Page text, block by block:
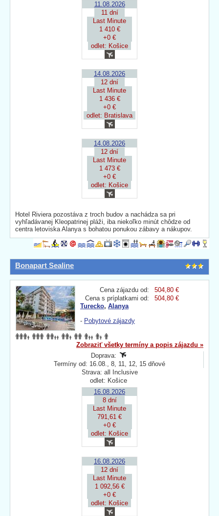
11.08.2026
11 dní
Last Minute
1 410 €
+0 €
odlet: Košice
14.08.2026
12 dní
Last Minute
1 436 €
+0 €
odlet: Bratislava
14.08.2026
12 dní
Last Minute
1 473 €
+0 €
odlet: Košice
Hotel Riviera pozostáva z troch budov a nachádza sa pri
vyhľadávanej Kleopatrinej pláži, iba niekoľko minút chôdze od
centra letoviska Alanya s bohatou ponukou zábavy a nákupov.
Bonapart Sealine
Cena zájazdu od:
504,80 €
Cena s príplatkami od:
504,80 €
Turecko, Alanya
- Pobytové zájazdy
Zobraziť všetky termíny a popis zájazdu »
Doprava:
Termíny od: 16.08., 8, 11, 12, 15 dňové
Strava: all Inclusive
odlet: Košice
16.08.2026
8 dní
Last Minute
791,61 €
+0 €
odlet: Košice
16.08.2026
12 dní
Last Minute
1 092,56 €
+0 €
odlet: Košice